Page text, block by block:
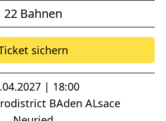
22 Bahnen
sichern
| 18:00
BAden ALsace